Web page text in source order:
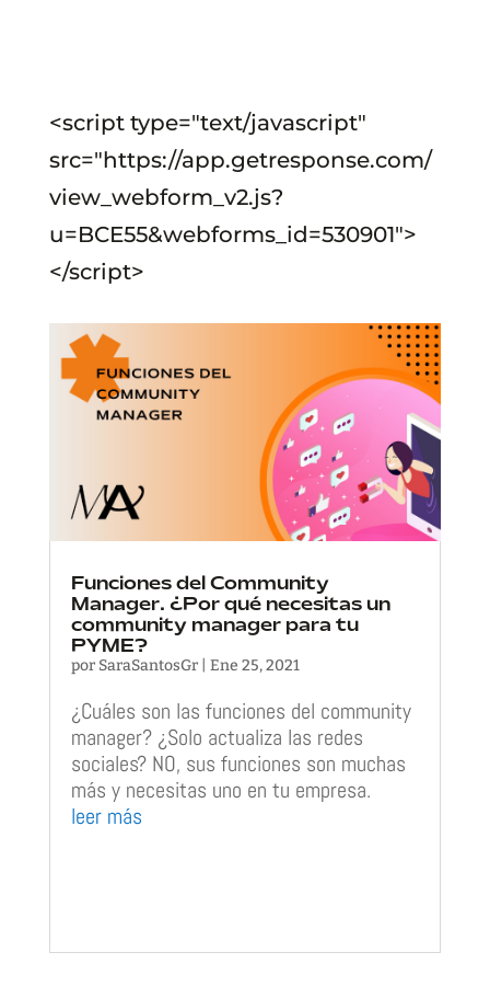
<script type="text/javascript"
src="https://app.getresponse.com/
view_webform_v2.js?
u=BCE55&webforms_id=530901">
</script>
Funciones del Community
Manager. ¿Por qué necesitas un
community manager para tu
PYME?
por SaraSantosGr| Ene 25, 2021
¿Cuáles son las funciones del community
manager? ¿Solo actualiza las redes
sociales? NO, sus funciones son muchas
más y necesitas uno en tu empresa.
leer más